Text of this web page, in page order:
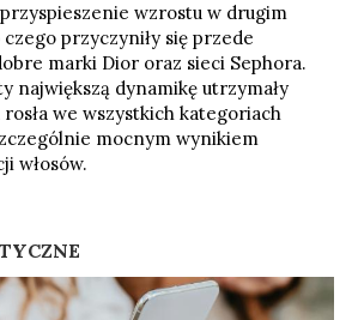
wzrostu w drugim
przyczyniły się przede
marki Dior oraz sieci Sephora.
największą dynamikę utrzymały
we wszystkich kategoriach
mocnym wynikiem
włosów.